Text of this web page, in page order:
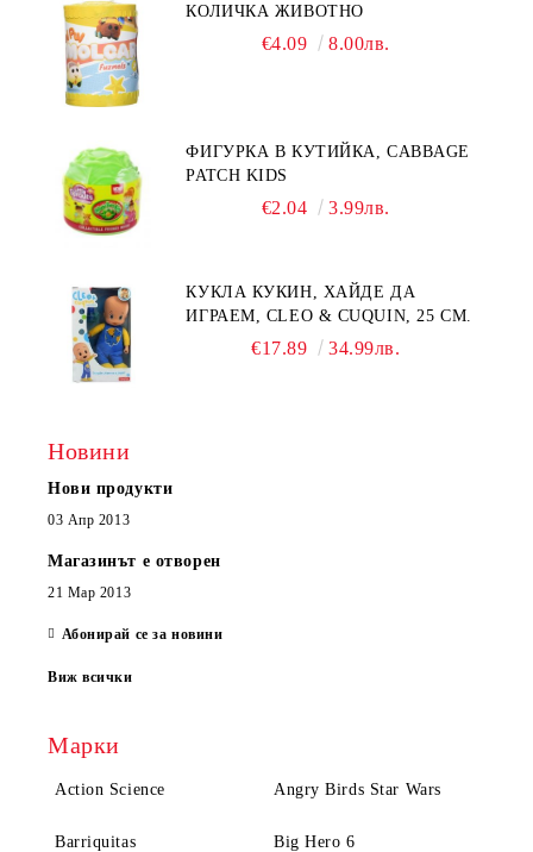
КОЛИЧКА ЖИВОТНО
€4.09 8.00лв.
ФИГУРКА В КУТИЙКА, CABBAGE
PATCH KIDS
€2.04 3.99лв.
КУКЛА КУКИН, ХАЙДЕ ДА
ИГРАЕМ, CLEO & CUQUIN, 25 СМ.
€17.89 34.99лв.
Новини
Нови продукти
03 Апр 2013
Магазинът е отворен
21 Мар 2013
Абонирай се за новини
Виж всички
Марки
Action Science Angry Birds Star Wars
Barriquitas Big Hero 6